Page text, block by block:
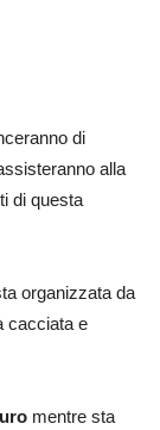
di
alla
di questa
organizzata da
cacciata e
mentre sta